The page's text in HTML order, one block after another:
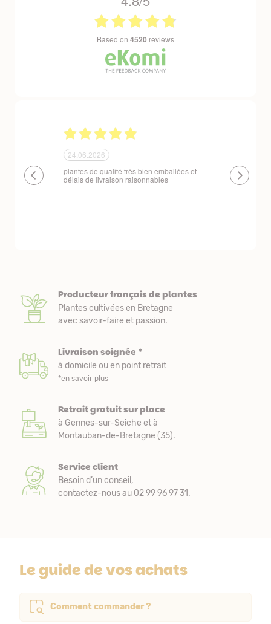
based on 4520 reviews
24.06.2026
plantes de qualité très bien emballées et
délais de livraison raisonnables
Un site que
réserve. La
livraison
Producteur français de plantes
Plantes cultivées en Bretagne
avec savoir-faire et passion.
Livraison soignée *
à domicile ou en point retrait
*en savoir plus
Retrait gratuit sur place
à Gennes-sur-Seiche et à
Montauban-de-Bretagne (35).
Service client
Besoin d’un conseil,
contactez-nous au 02 99 96 97 31.
Le guide de vos achats
Comment commander ?